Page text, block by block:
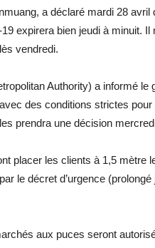
a déclaré mardi 28
expirera bien jeudi à minuit.
vendredi.
Authority) a informé
des conditions strictes
prendra une décision
placer les clients à 1,5 mètre
le décret d’urgence
aux puces seront